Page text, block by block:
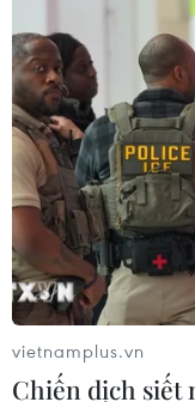
Ngành nào dẫn
Trường Đại học
Đại học Quốc gia
09/08/2026 08:52
Hải Phòng dự
mầm non, tiểu
09/08/2026 08:42
vietnamplus.vn
Chiến dịch siết